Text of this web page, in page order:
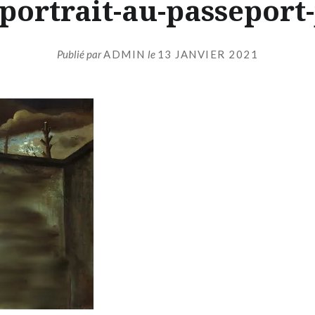
au-
Publié parADMIN le 13 JANVIER 2021